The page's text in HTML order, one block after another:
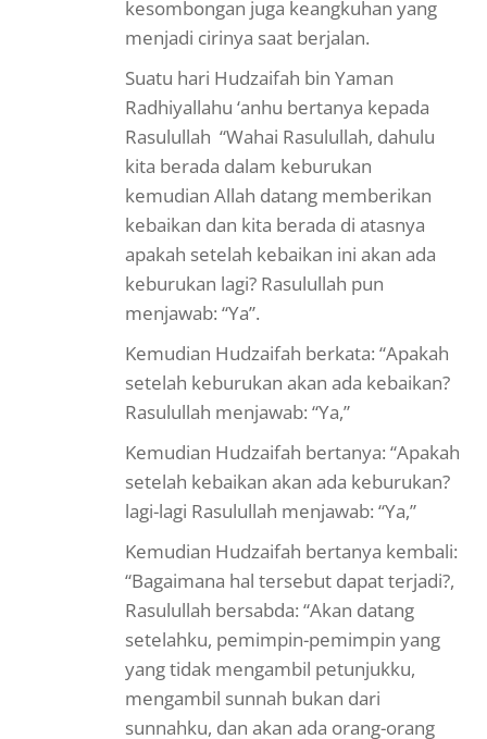
kesombongan juga keangkuhan yang
menjadi cirinya saat berjalan.
Suatu hari Hudzaifah bin Yaman
Radhiyallahu ‘anhu bertanya kepada
Rasulullah “Wahai Rasulullah, dahulu
kita berada dalam keburukan
kemudian Allah datang memberikan
kebaikan dan kita berada di atasnya
apakah setelah kebaikan ini akan ada
keburukan lagi? Rasulullah pun
menjawab: “Ya”.
Kemudian Hudzaifah berkata: “Apakah
setelah keburukan akan ada kebaikan?
Rasulullah menjawab: “Ya,”
Kemudian Hudzaifah bertanya: “Apakah
setelah kebaikan akan ada keburukan?
lagi-lagi Rasulullah menjawab: “Ya,”
Kemudian Hudzaifah bertanya kembali:
“Bagaimana hal tersebut dapat terjadi?,
Rasulullah bersabda: “Akan datang
setelahku, pemimpin-pemimpin yang
yang tidak mengambil petunjukku,
mengambil sunnah bukan dari
sunnahku, dan akan ada orang-orang